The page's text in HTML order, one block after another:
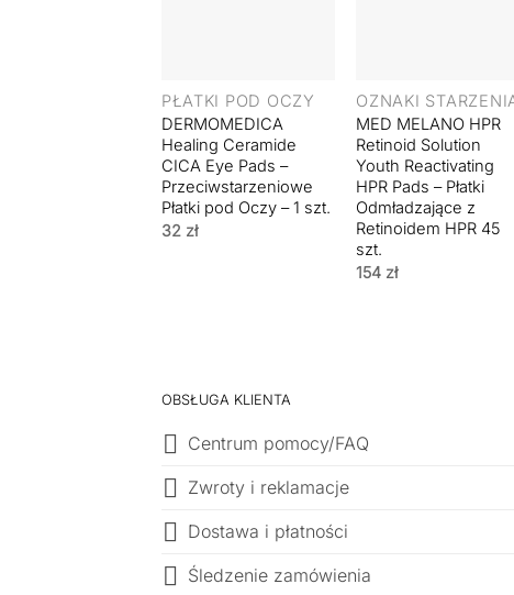
PŁATKI POD OCZY
DERMOMEDICA
Healing Ceramide
CICA Eye Pads –
Przeciwstarzeniowe
Płatki pod Oczy – 1 szt.
32 zł
OZNAKI
MED MELANO HPR
Retinoid Solution
Youth Reactivating
HPR Pads – Płatki
Odmładzające z
Retinoidem HPR 45
szt.
154 zł
OBSŁUGA KLIENTA
Centrum pomocy/FAQ
Zwroty i reklamacje
Dostawa i płatności
Śledzenie zamówienia